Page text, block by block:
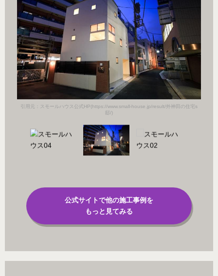
引用元：スモールハウス公式HP(https://www.small-house.jp/result/外神田の住宅s
邸/)
公式サイトで他の施工事例を
もっと見てみる